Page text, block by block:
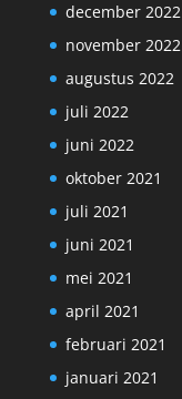
december 2022
november 2022
augustus 2022
juli 2022
juni 2022
oktober 2021
juli 2021
juni 2021
mei 2021
april 2021
februari 2021
januari 2021